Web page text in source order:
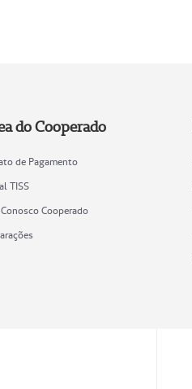
do Cooperado
de Pagamento
TISS
Conosco Cooperado